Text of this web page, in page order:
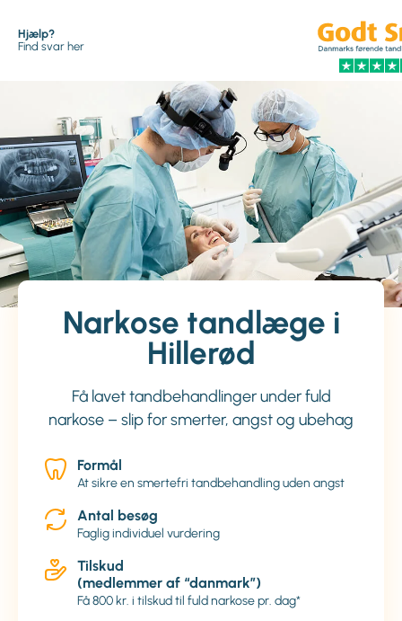
Hjælp?
Find svar her
Narkose tandlæge i
Hillerød
Få lavet tandbehandlinger under fuld
narkose – slip for smerter, angst og ubehag
Formål
At sikre en smertefri tandbehandling uden angst
Antal besøg
Faglig individuel vurdering
Tilskud
(medlemmer af “danmark”)
Få 800 kr. i tilskud til fuld narkose pr. dag*